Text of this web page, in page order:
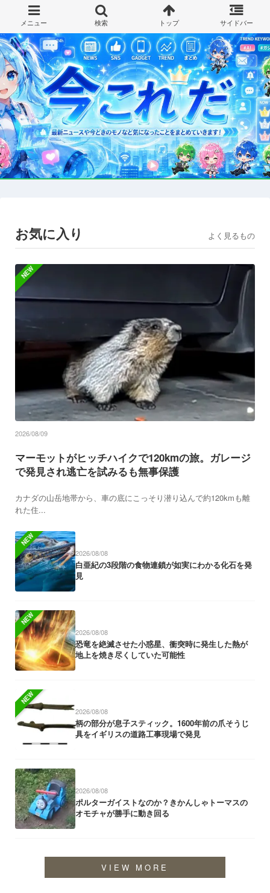
お気に入り よく見るもの
NEW
2026/08/09
マーモットがヒッチハイクで120kmの旅。ガレージ
で発見され逃亡を試みるも無事保護
カナダの山岳地帯から、車の底にこっそり潜り込んで約120kmも離
れた住...
NEW
2026/08/08
白亜紀の3段階の食物連鎖が如実にわかる化石を発
見
NEW
2026/08/08
恐竜を絶滅させた小惑星、衝突時に発生した熱が
地上を焼き尽くしていた可能性
NEW
2026/08/08
柄の部分が息子スティック。1600年前の爪そうじ
具をイギリスの道路工事現場で発見
2026/08/08
ポルターガイストなのか？きかんしゃトーマスの
オモチャが勝手に動き回る
VIEW MORE